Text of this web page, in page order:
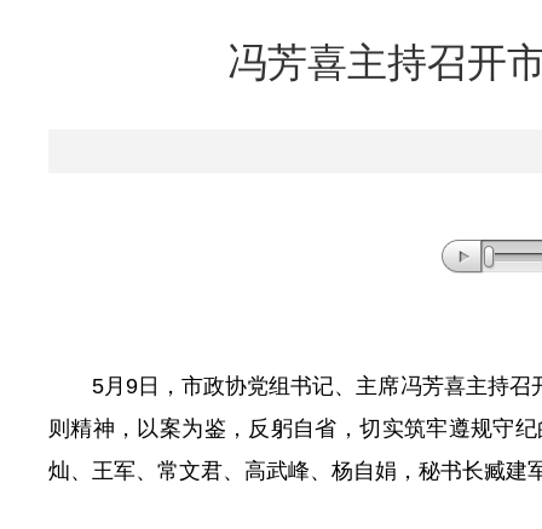
冯芳喜主持召开
5月9日 ，市政协党组书记、主席冯芳喜主持
则精神 ， 以案为鉴 ， 反躬自省 ，切实筑牢遵规守
灿、王军、常文君、高武峰、杨自娟 ， 秘书长臧建